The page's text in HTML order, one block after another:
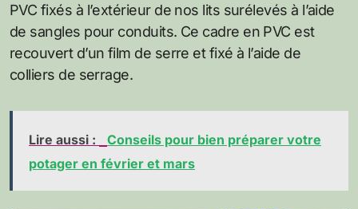
PVC fixés à l’extérieur de nos lits surélevés à l’aide
de sangles pour conduits. Ce cadre en PVC est
recouvert d’un film de serre et fixé à l’aide de
colliers de serrage.
Lire aussi :
Conseils pour bien préparer votre
potager en février et mars